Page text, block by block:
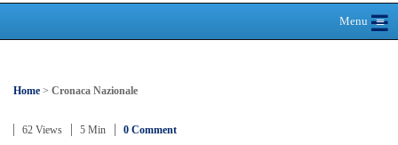
Menu≡
☰
Home > Cronaca Nazionale
62 Views 5 Min 0 Comment